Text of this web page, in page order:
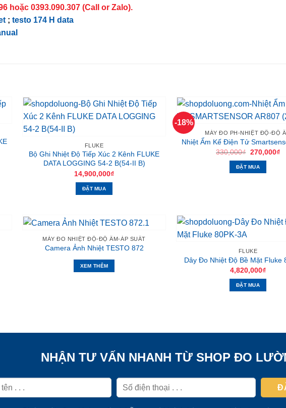
hoặc 0393.090.307 (Call or Zalo).
; testo 174 H data
FLUKE
Bộ Ghi Nhiệt Độ Tiếp Xúc 2 Kênh FLUKE
DATA LOGGING 54-2 B(54-II B)
14,900,000₫
ĐẶT MUA
-18%
MÁY ĐO PH-NHIỆT ĐỘ-ĐỘ
Nhiệt Ẩm Kế Điện Tử
330,000₫ Giá
gốc
là:
330,000₫.
270,000₫Giá
ĐẶT MUA
MÁY ĐO NHIỆT ĐỘ-ĐỘ ẨM-ÁP SUẤT
Camera Ảnh Nhiệt TESTO 872
XEM THÊM
FLUKE
Dây Đo Nhiệt Độ Bề Mặt Fluke
4,820,000₫
ĐẶT MUA
NHẬN TƯ VẤN NHANH TỪ SHOP ĐO